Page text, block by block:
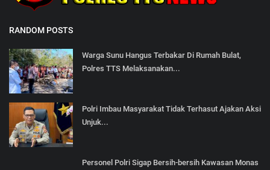
RANDOM POSTS
Warga Sunu Hangus Terbakar Di Rumah Bulat,
Polres TTS Melaksanakan...
Polri Imbau Masyarakat Tidak Terhasut Ajakan Aksi
Unjuk...
Personel Polri Sigap Bersih-bersih Kawasan Monas